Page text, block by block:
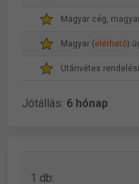
Magyar cég,
Magyar (elérhető)
Utánvétes
Jótállás: 6 hónap
1 db: